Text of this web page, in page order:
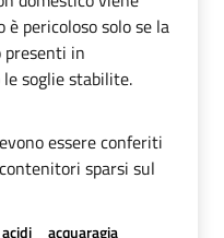
pericoloso solo se la
presenti in
soglie stabilite.
essere conferiti
sparsi sul
acidi
acquaragia